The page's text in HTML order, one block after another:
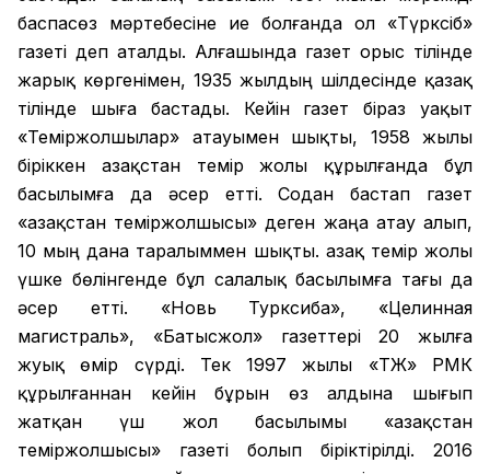
баспасөз мәртебесіне ие болғанда ол «Түрксіб»
газеті деп аталды. Алғашында газет орыс тілінде
жарық көргенімен, 1935 жылдың шілдесінде қазақ
тілінде шыға бастады. Кейін газет біраз уақыт
«Теміржолшылар» атауымен шықты, 1958 жылы
біріккен Қазақстан темір жолы құрылғанда бұл
басылымға да әсер етті. Содан бастап газет
«Қазақстан теміржолшысы» деген жаңа атау алып,
10 мың дана таралыммен шықты. Қазақ темір жолы
үшке бөлінгенде бұл салалық басылымға тағы да
әсер етті. «Новь Турксиба», «Целинная
магистраль», «Батысжол» газеттері 20 жылға
жуық өмір сүрді. Тек 1997 жылы «ҚТЖ» РМК
құрылғаннан кейін бұрын өз алдына шығып
жатқан үш жол басылымы «Қазақстан
теміржолшысы» газеті болып біріктірілді. 2016